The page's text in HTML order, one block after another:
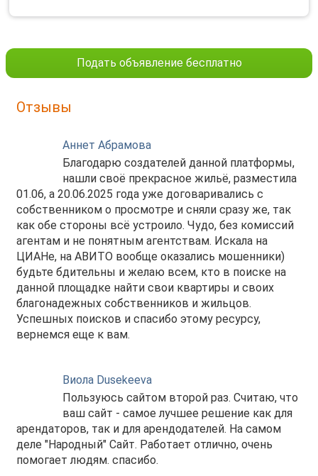
Подать объявление бесплатно
Отзывы
Аннет Абрамова
Благодарю создателей данной платформы,
нашли своё прекрасное жильё, разместила
01.06, а 20.06.2025 года уже договаривались с
собственником о просмотре и сняли сразу же, так
как обе стороны всё устроило. Чудо, без комиссий
агентам и не понятным агентствам. Искала на
ЦИАНе, на АВИТО вообще оказались мошенники)
будьте бдительны и желаю всем, кто в поиске на
данной площадке найти свои квартиры и своих
благонадежных собственников и жильцов.
Успешных поисков и спасибо этому ресурсу,
вернемся еще к вам.
Виола Dusekeeva
Пользуюсь сайтом второй раз. Считаю, что
ваш сайт - самое лучшее решение как для
арендаторов, так и для арендодателей. На самом
деле "Народный" Сайт. Работает отлично, очень
помогает людям. спасибо.